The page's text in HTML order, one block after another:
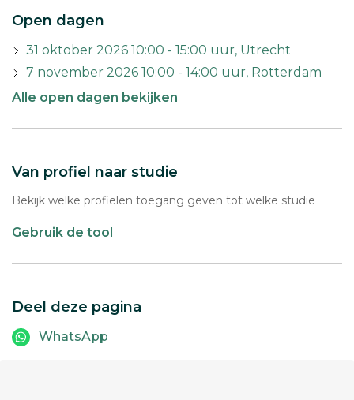
Open dagen
31 oktober 2026 10:00 - 15:00 uur, Utrecht
7 november 2026 10:00 - 14:00 uur, Rotterdam
Alle open dagen bekijken
Van profiel naar studie
Bekijk welke profielen toegang geven tot welke studie
Gebruik de tool
Deel deze pagina
WhatsApp